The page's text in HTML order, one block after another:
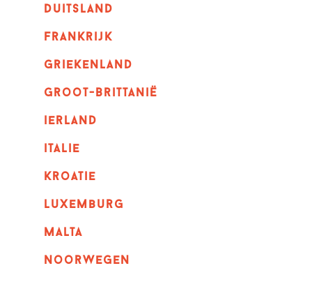
duitsland
frankrijk
griekenland
Groot-Brittanië
ierland
italie
kroatie
luxemburg
malta
noorwegen